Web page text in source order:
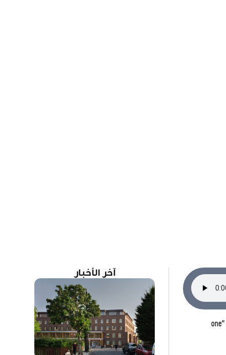
أنهت الشركة اليابانية "نيكين سيكاي" مبنى جديدا في المركز المالي لدبي، يتميز بـ "أطول ظفر معلق في العالم" يتكون المبنى، المسمى "one
آخر الأخبار